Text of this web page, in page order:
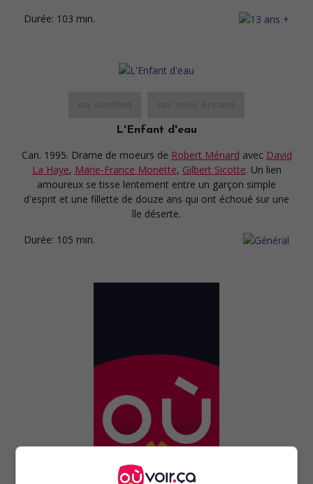
Durée: 103 min.
L'Enfant d'eau
Can. 1995. Drame de moeurs de Robert Ménard avec David
La Haye, Marie-France Monette, Gilbert Sicotte. Un lien
amoureux se tisse lentement entre un garçon simple
d'esprit et une fillette de douze ans qui ont échoué sur une
île déserte.
Durée: 105 min.